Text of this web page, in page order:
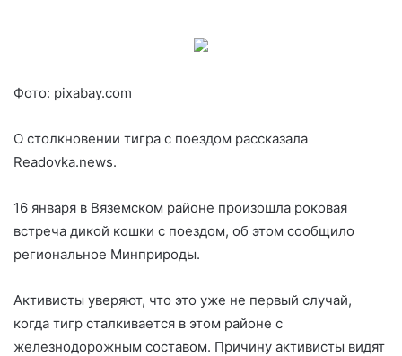
Фото: pixabay.com
О столкновении тигра с поездом рассказала
Readovka.news.
16 января в Вяземском районе произошла роковая
встреча дикой кошки с поездом, об этом сообщило
региональное Минприроды.
Активисты уверяют, что это уже не первый случай,
когда тигр сталкивается в этом районе с
железнодорожным составом. Причину активисты видят